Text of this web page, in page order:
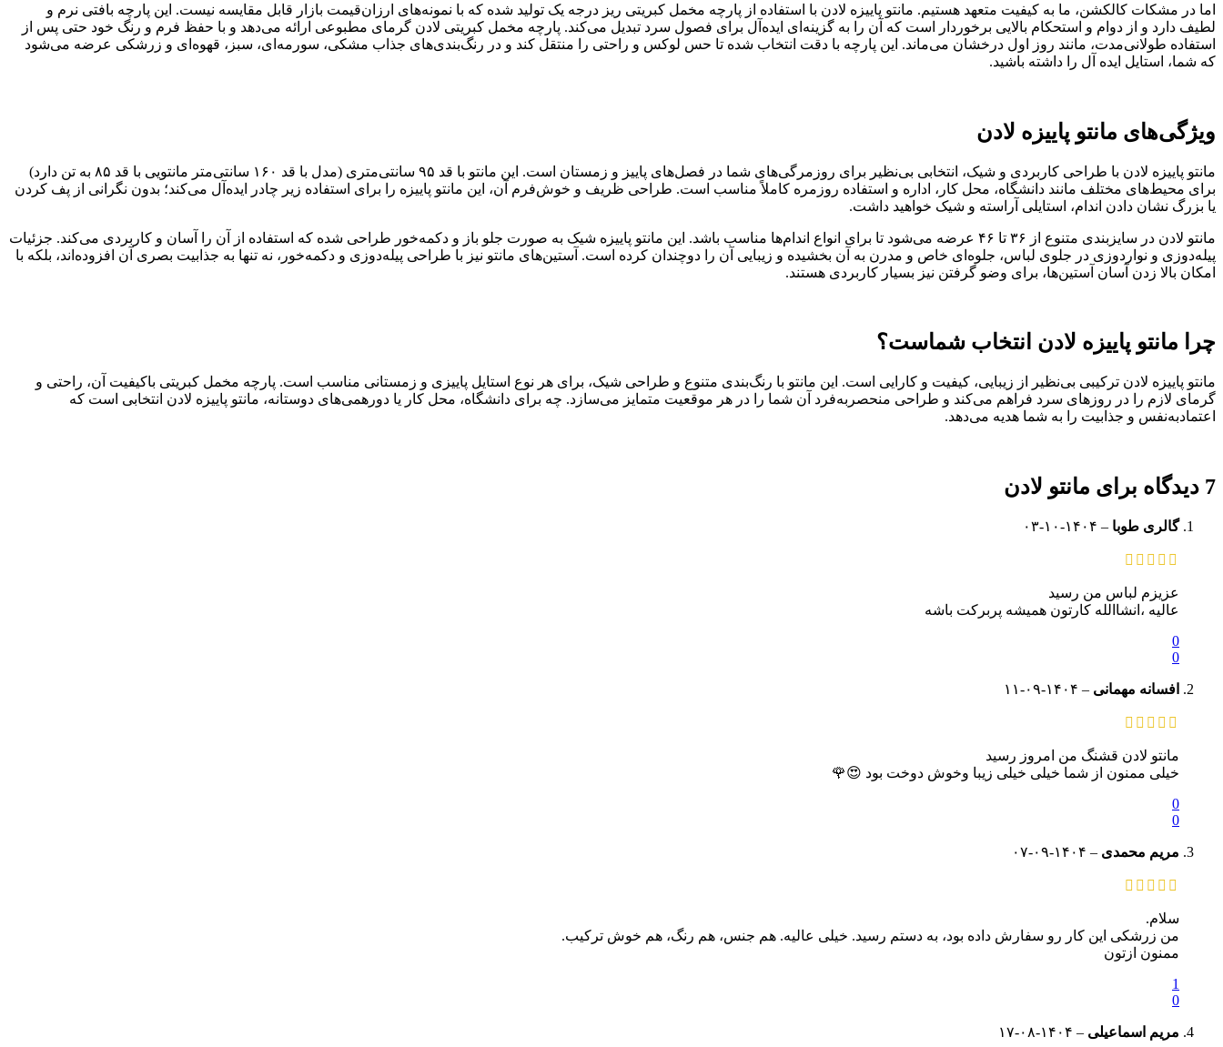
اما در مشکات کالکشن، ما به کیفیت متعهد هستیم. مانتو پاییزه لادن با استفاده از پارچه مخمل کبریتی ریز درجه یک تولید شده که با نمونه‌های ارزان‌قیمت بازار قابل مقایسه نیست. این پارچه بافتی نرم و
لطیف دارد و از دوام و استحکام بالایی برخوردار است که آن را به گزینه‌ای ایده‌آل برای فصول سرد تبدیل می‌کند. پارچه مخمل کبریتی لادن گرمای مطبوعی ارائه می‌دهد و با حفظ فرم و رنگ خود حتی پس از
استفاده طولانی‌مدت، مانند روز اول درخشان می‌ماند. این پارچه با دقت انتخاب شده تا حس لوکس و راحتی را منتقل کند و در رنگ‌بندی‌های جذاب مشکی، سورمه‌ای، سبز، قهوه‌ای و زرشکی عرضه می‌شود
که شما، استایل ایده آل را داشته باشید.
ویژگی‌های مانتو پاییزه لادن
مانتو پاییزه لادن با طراحی کاربردی و شیک، انتخابی بی‌نظیر برای روزمرگی‌های شما در فصل‌های پاییز و زمستان است. این مانتو با قد ۹۵ سانتی‌متری (مدل با قد ۱۶۰ سانتی‌متر مانتویی با قد ۸۵ به تن دارد)
برای محیط‌های مختلف مانند دانشگاه، محل کار، اداره و استفاده روزمره کاملاً مناسب است. طراحی ظریف و خوش‌فرم آن، این مانتو پاییزه را برای استفاده زیر چادر ایده‌آل می‌کند؛ بدون نگرانی از پف کردن
یا بزرگ نشان دادن اندام، استایلی آراسته و شیک خواهید داشت.
مانتو لادن در سایزبندی متنوع از ۳۶ تا ۴۶ عرضه می‌شود تا برای انواع اندام‌ها مناسب باشد. این مانتو پاییزه شیک به صورت جلو باز و دکمه‌خور طراحی شده که استفاده از آن را آسان و کاربردی می‌کند. جزئیات
پیله‌دوزی و نوار‌دوزی در جلوی لباس، جلوه‌ای خاص و مدرن به آن بخشیده و زیبایی آن را دوچندان کرده است. آستین‌های مانتو نیز با طراحی پیله‌دوزی و دکمه‌خور، نه تنها به جذابیت بصری آن افزوده‌اند، بلکه با
امکان بالا زدن آسان آستین‌ها، برای وضو گرفتن نیز بسیار کاربردی هستند.
چرا مانتو پاییزه لادن انتخاب شماست؟
مانتو پاییزه لادن ترکیبی بی‌نظیر از زیبایی، کیفیت و کارایی است. این مانتو با رنگ‌بندی متنوع و طراحی شیک، برای هر نوع استایل پاییزی و زمستانی مناسب است. پارچه مخمل کبریتی باکیفیت آن، راحتی و
گرمای لازم را در روزهای سرد فراهم می‌کند و طراحی منحصربه‌فرد آن شما را در هر موقعیت متمایز می‌سازد. چه برای دانشگاه، محل کار یا دورهمی‌های دوستانه، مانتو پاییزه لادن انتخابی است که
اعتمادبه‌نفس و جذابیت را به شما هدیه می‌دهد.
7 دیدگاه برای مانتو لادن
گالری طوبا – ۰۳-۱۰-۱۴۰۴
عزیزم لباس من رسید
عالیه ،انشاالله کارتون همیشه پربرکت باشه
0
0
افسانه مهمانی – ۱۱-۰۹-۱۴۰۴
مانتو لادن قشنگ من امروز رسید
خیلی ممنون از شما خیلی خیلی زیبا وخوش دوخت بود 😍🌹
0
0
مریم محمدی – ۰۷-۰۹-۱۴۰۴
سلام.
من زرشکی این کار رو سفارش داده بود، به دستم رسید. خیلی عالیه. هم جنس، هم رنگ، هم خوش ترکیب.
ممنون ازتون
1
0
مریم اسماعیلی – ۱۷-۰۸-۱۴۰۴